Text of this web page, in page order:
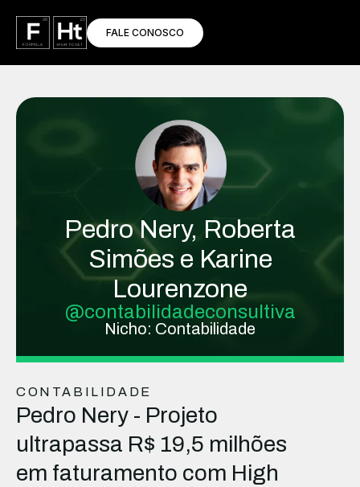
FALE CONOSCO
Pedro Nery, Roberta
Simões e Karine
Lourenzone
@contabilidadeconsultiva
Nicho: Contabilidade
CONTABILIDADE
Pedro Nery - Projeto
ultrapassa R$ 19,5 milhões
em faturamento com High